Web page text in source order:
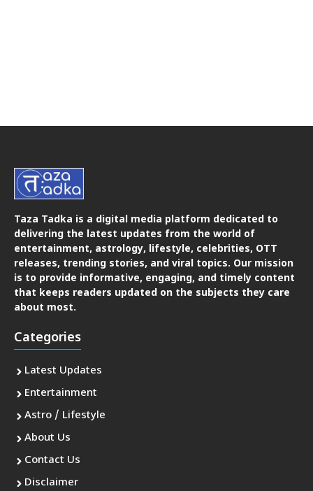
Taza Tadka is a digital media platform dedicated to
delivering the latest updates from the world of
entertainment, astrology, lifestyle, celebrities, OTT
releases, trending stories, and viral topics. Our mission
is to provide informative, engaging, and timely content
that keeps readers updated on the subjects they care
about most.
Categories
Latest Updates
Entertainment
Astro / Lifestyle
About Us
Contact Us
Disclaimer